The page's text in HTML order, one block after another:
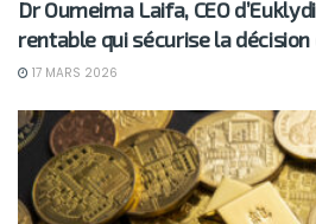
Dr Oumeima Laifa, CEO
rentable qui sécurise la
17 MARS 2026